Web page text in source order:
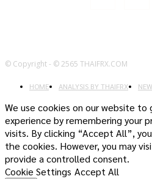
© Copyright - © 2565 THAIFRX.COM
HOME ANALYSIS BY THAIFRX
We use cookies on our website
experience by remembering your
visits. By clicking “Accept All”,
the cookies. However, you may
provide a controlled consent.
Cookie Settings Accept All